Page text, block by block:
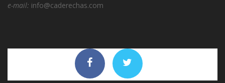
e-mail: info@caderechas.com